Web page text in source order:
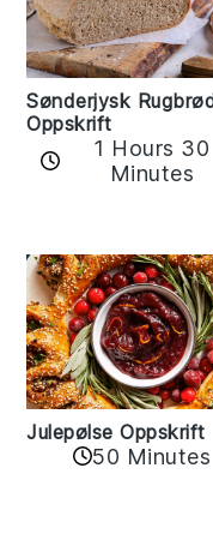
Sønderjysk
Oppskrift
1 Hours 30
Minutes
Julepølse Oppskrift
50 Minutes